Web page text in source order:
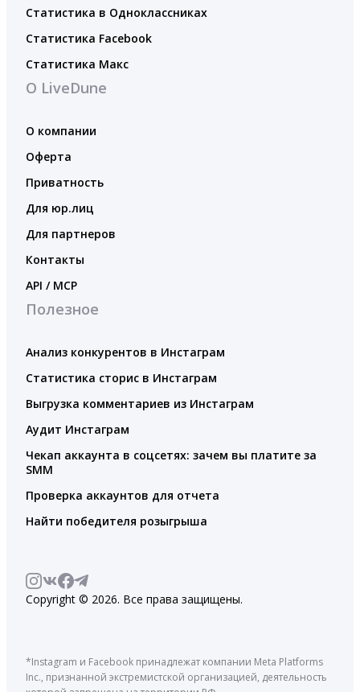
Статистика в Одноклассниках
Статистика Facebook
Статистика Макс
О LiveDune
О компании
Оферта
Приватность
Для юр.лиц
Для партнеров
Контакты
API / MCP
Полезное
Анализ конкурентов в Инстаграм
Статистика сторис в Инстаграм
Выгрузка комментариев из Инстаграм
Аудит Инстаграм
Чекап аккаунта в соцсетях: зачем вы платите за
SMM
Проверка аккаунтов для отчета
Найти победителя розыгрыша
Copyright © 2026. Все права защищены.
*Instagram и Facebook принадлежат компании Meta Platforms
Inc., признанной экстремистской организацией, деятельность